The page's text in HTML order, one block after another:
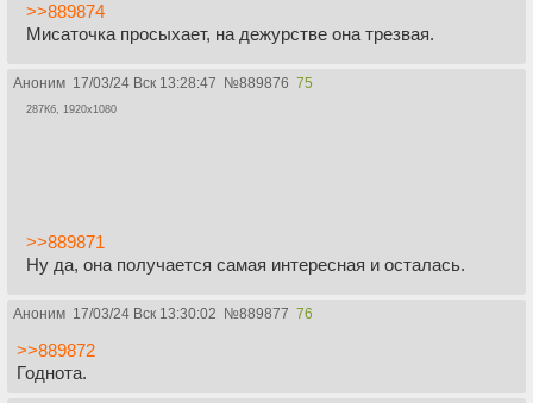
>>889874
Мисаточка просыхает, на дежурстве она трезвая.
Аноним 17/03/24 Вск 13:28:47 №889876 75
287Кб, 1920x1080
>>889871
Ну да, она получается самая интересная и осталась.
Аноним 17/03/24 Вск 13:30:02 №889877 76
>>889872
Годнота.